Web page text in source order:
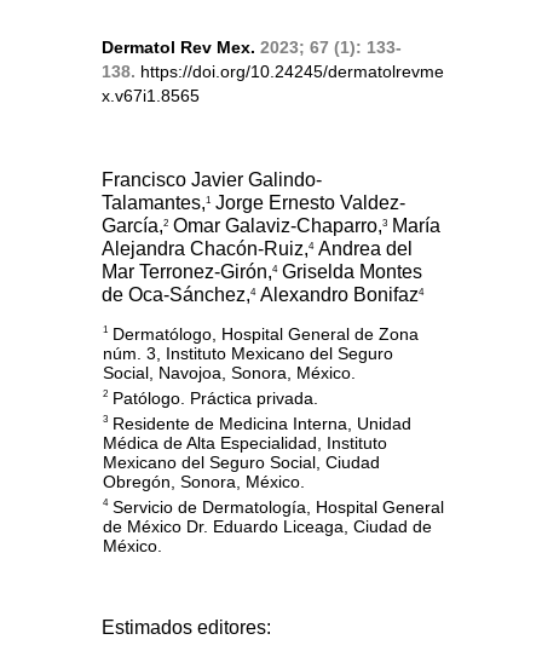
Dermatol Rev Mex. 2023; 67 (1): 133-
138. https://doi.org/10.24245/dermatolrevme
x.v67i1.8565
Francisco Javier Galindo-
Talamantes,1
Jorge Ernesto Valdez-
García,2 Omar Galaviz-Chaparro,3
María
Alejandra Chacón-Ruiz,4Andrea del
Mar Terronez-Girón,4Griselda Montes
de Oca-Sánchez,4Alexandro Bonifaz4
1 Dermatólogo, Hospital General de Zona
núm. 3, Instituto Mexicano del Seguro
Social, Navojoa, Sonora, México.
2 Patólogo. Práctica privada.
3 Residente de Medicina Interna, Unidad
Médica de Alta Especialidad, Instituto
Mexicano del Seguro Social, Ciudad
Obregón, Sonora, México.
4Servicio de Dermatología, Hospital General
de México Dr. Eduardo Liceaga, Ciudad de
México.
Estimados editores: